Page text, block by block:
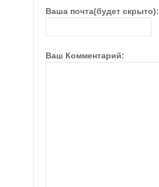
Ваша почта(будет скрыто):
Ваш Комментарий: